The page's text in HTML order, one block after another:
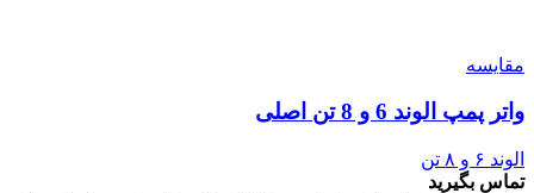
مقایسه
واتر پمپ الوند 6 و 8 تن اصلی
الوند ۶ و ۸ تن
تماس بگیرید